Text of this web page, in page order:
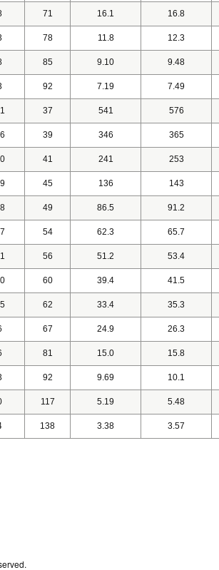
71 16.1 16.8
78 11.8 12.3
85 9.10 9.48
92 7.19 7.49
37 541 576
39 346 365
41 241 253
45 136 143
49 86.5 91.2
54 62.3 65.7
56 51.2 53.4
60 39.4 41.5
62 33.4 35.3
67 24.9 26.3
81 15.0 15.8
92 9.69 10.1
117 5.19 5.48
138 3.38 3.57